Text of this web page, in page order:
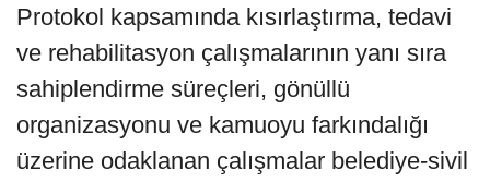
Protokol kapsamında kısırlaştırma, tedavi
ve rehabilitasyon çalışmalarının yanı sıra
sahiplendirme süreçleri, gönüllü
organizasyonu ve kamuoyu farkındalığı
üzerine odaklanan çalışmalar belediye-sivil